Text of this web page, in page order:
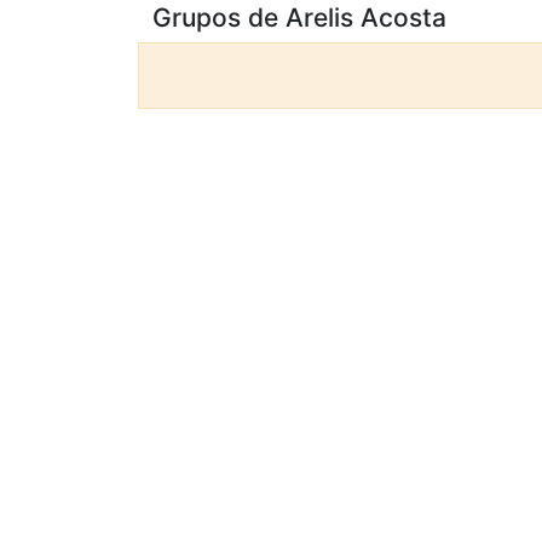
Grupos de Arelis Acosta